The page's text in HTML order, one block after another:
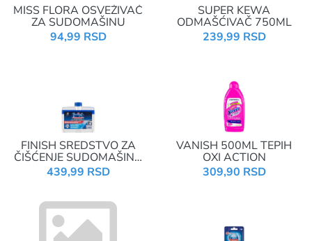
MISS FLORA OSVEŽIVAČ
ZA SUDOMAŠINU
94,99 RSD
SUPER KEWA
ODMAŠĆIVAČ 750ML
239,99 RSD
FINISH SREDSTVO ZA
ČIŠĆENJE SUDOMAŠINA
250ML CLASSIC
439,99 RSD
VANISH 500ML TEPIH
OXI ACTION
309,90 RSD